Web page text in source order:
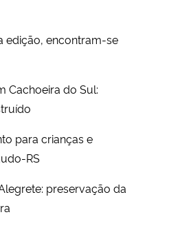
edição, encontram-se
Cachoeira do Sul:
para crianças e
RS
preservação da